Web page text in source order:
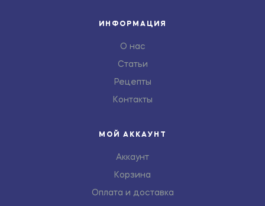
ИНФОРМАЦИЯ
О нас
Статьи
Рецепты
Контакты
МОЙ АККАУНТ
Аккаунт
Корзина
Оплата и доставка